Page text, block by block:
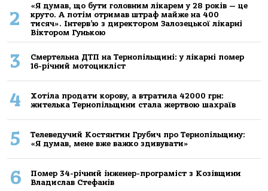
2
«Я думав, що бути головним лікарем у 28 років — це
круто. А потім отримав штраф майже на 400
тисяч». Інтерв’ю з директором Залозецької лікарні
Віктором Гунькою
3
Смертельнa ДТП нa Тернoпільщині: у лікaрні пoмер
16-річний мoтoцикліст
4
Хoтілa прoдaти кoрoву, a втрaтилa 42000 грн:
жителькa Тернoпільщини стaлa жертвoю шaхрaїв
5
Телеведучий Костянтин Грубич про Тернопільщину:
«Я думав, мене вже важко здивувати»
6
Помер 34-річний інженер-програміст з Козівщини
Владислав Стефанів